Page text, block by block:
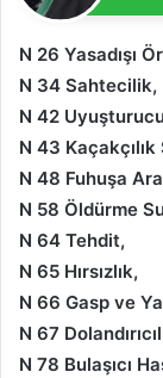
N 26 Yasadışı
N 34 Sahtecilik,
N 42
N 43 Kaçakçılık
N 48 Fuhuşa
N 58 Öldürme
N 64 Tehdit,
N 65 Hırsızlık,
N 66 Gasp ve
N 67
N 78 Bulaşıcı